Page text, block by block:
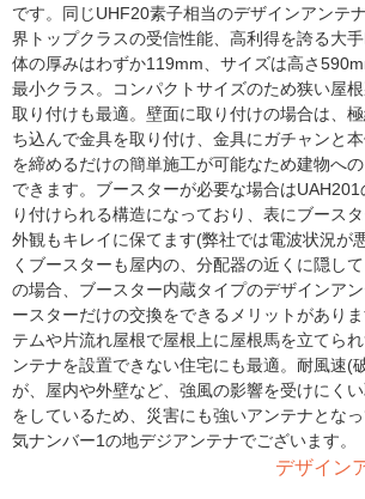
です。同じUHF20素子相当のデザインアンテ
界トップクラスの受信性能、高利得を誇る大
体の厚みはわずか119mm、サイズは高さ
最小クラス。コンパクトサイズのため狭い屋
取り付けも最適。壁面に取り付けの場合は、
ち込んで金具を取り付け、金具にガチャンと
を締めるだけの簡単施工が可能なため建物へ
できます。ブースターが必要な場合は
り付けられる構造になっており、表にブース
外観もキレイに保てます(弊社では電波状況が
くブースターも屋内の、分配器の近くに隠し
の場合、ブースター内蔵タイプのデザインア
ースターだけの交換をできるメリットがあり
テムや片流れ屋根で屋根上に屋根馬を立てら
ンテナを設置できない住宅にも最適。耐風速(
が、屋内や外壁など、強風の影響を受けにく
をしているため、災害にも強いアンテナとな
気ナンバー1の地デジアンテナでございます。
デザイン